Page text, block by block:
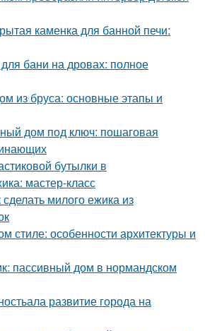
каменка для банной печи:
бани на дровах: полное
из бруса: основные этапы и
дом под ключ: пошаговая
бутылки в
мастер-класс
милого ежика из
стиле: особенности архитектуры и
пассивный дом в нормандском
развитие города на